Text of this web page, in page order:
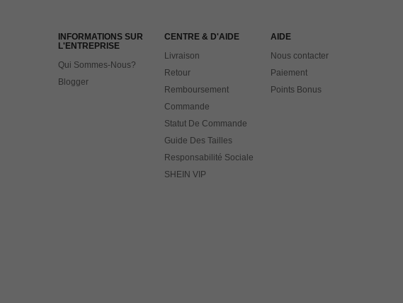
INFORMATIONS SUR
L'ENTREPRISE
Qui Sommes-Nous?
Blogger
CENTRE & D'AIDE
Livraison
Retour
Remboursement
Commande
Statut De Commande
Guide Des Tailles
Responsabilité Sociale
SHEIN VIP
AIDE
Nous contacter
Paiement
Points Bonus